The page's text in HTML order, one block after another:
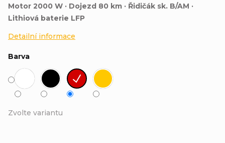
Zvolte variantu
Barva
Motor 2000 W · Dojezd 80 km · Řidičák sk. B/AM ·
Lithiová baterie LFP
Detailní informace